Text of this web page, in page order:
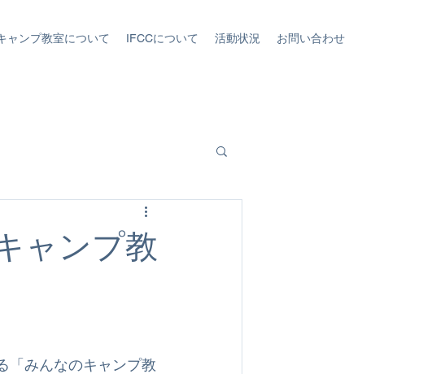
ャンプ教室について IFCCについて 活動状況 お問い合わせ
ャンプ教
「みんなのキャンプ教